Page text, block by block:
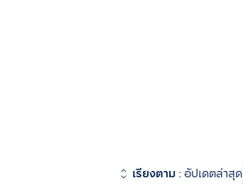
แอสปาย อ่อนนุช สเตชั่น
เรียงตาม:อัปเดตล่าสุด